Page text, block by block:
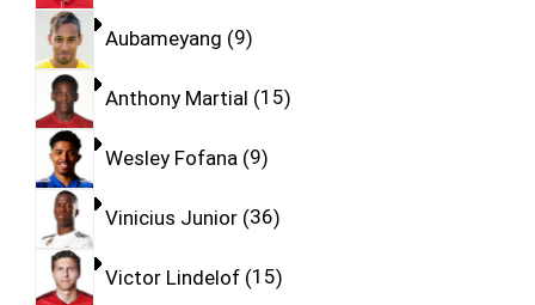
Aubameyang 9
Anthony Martial 15
Wesley Fofana 9
Vinicius Junior 36
Victor Lindelof 15